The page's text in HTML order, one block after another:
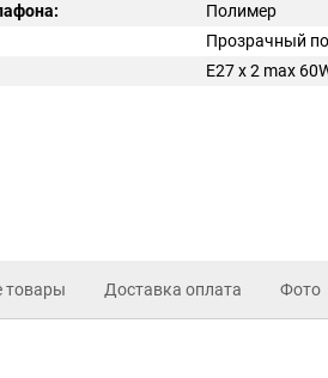
Полимер
Прозрачный
E27 x 2 max
товары Доставка оплата Фото